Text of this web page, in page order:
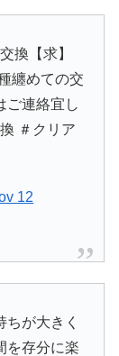
換【求】
纏めての交
ご連絡宜し
＃クリア
12
が大きく
を存分に楽